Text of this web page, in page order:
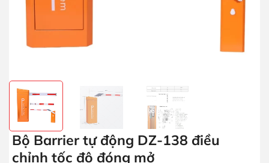
Bộ Barrier tự động DZ-138 điều
chỉnh tốc độ đóng mở